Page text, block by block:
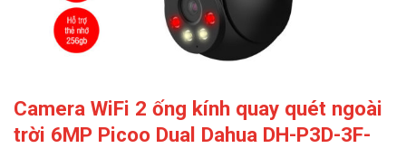
Camera WiFi 2 ống kính quay quét ngoài
trời 6MP Picoo Dual Dahua DH-P3D-3F-